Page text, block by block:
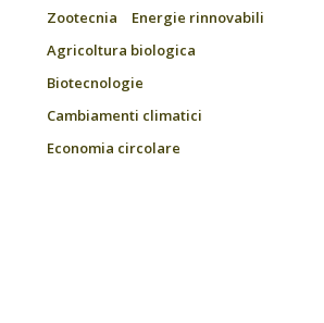
Zootecnia
Energie rinnovabili
Agricoltura biologica
Biotecnologie
Cambiamenti climatici
Economia circolare